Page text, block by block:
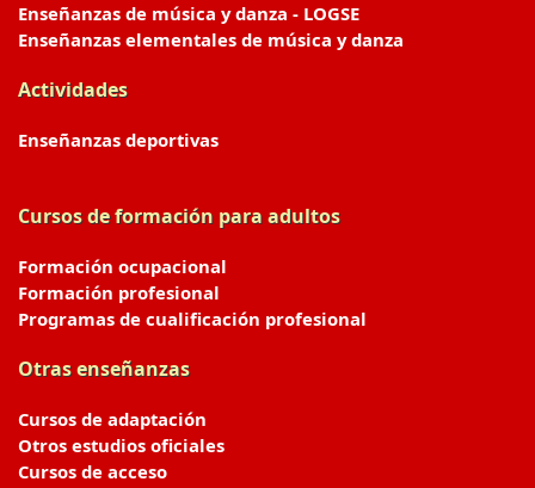
Enseñanzas de música y danza - LOGSE
Enseñanzas elementales de música y danza
Actividades
Enseñanzas deportivas
Cursos de formación para adultos
Formación ocupacional
Formación profesional
Programas de cualificación profesional
Otras enseñanzas
Cursos de adaptación
Otros estudios oficiales
Cursos de acceso